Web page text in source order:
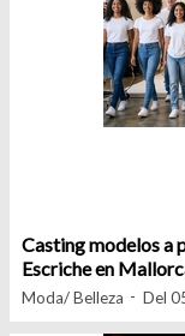
Casting modelos a
Escriche en
Moda/ Belleza Del